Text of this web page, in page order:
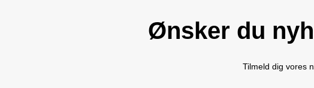
Ønsker du
Tilmeld dig vores